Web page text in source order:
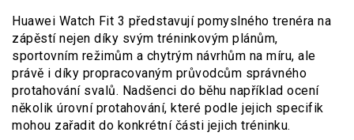
Huawei Watch Fit 3 představují pomyslného trenéra na
zápěstí nejen díky svým tréninkovým plánům,
sportovním režimům a chytrým návrhům na míru, ale
právě i díky propracovaným průvodcům správného
protahování svalů. Nadšenci do běhu například ocení
několik úrovní protahování, které podle jejich specifik
mohou zařadit do konkrétní části jejich tréninku.